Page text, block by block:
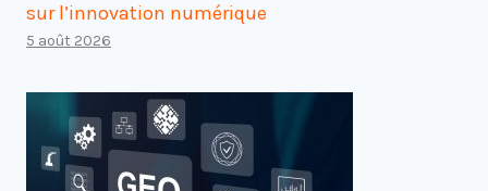
sur l’innovation numérique
5 août 2026